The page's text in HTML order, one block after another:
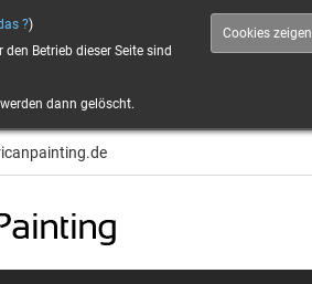
?)
Betrieb dieser Seite sind
dann gelöscht.
Cookies zeigen
Registrieren